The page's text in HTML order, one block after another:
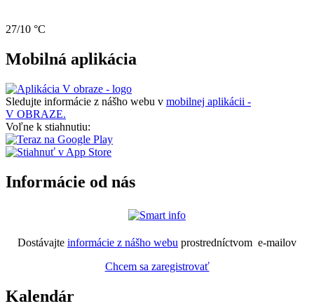
27/10 °C
Mobilná aplikácia
Sledujte informácie z nášho webu v mobilnej aplikácii -
V OBRAZE.
Voľne k stiahnutiu:
Informácie od nás
Dostávajte informácie z nášho webu prostredníctvom e-mailov
Chcem sa zaregistrovať
Kalendár